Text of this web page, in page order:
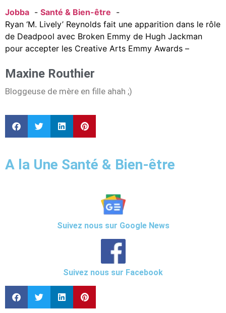
Jobba
Santé & Bien-être
Ryan ‘M. Lively’ Reynolds fait une apparition dans le rôle
de Deadpool avec Broken Emmy de Hugh Jackman
pour accepter les Creative Arts Emmy Awards –
Maxine Routhier
Bloggeuse de mère en fille ahah ;)
A la Une Santé & Bien-être
Suivez nous sur Google News
Suivez nous sur Facebook